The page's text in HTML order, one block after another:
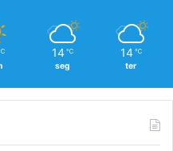
14 ℃
seg
14 ℃
ter